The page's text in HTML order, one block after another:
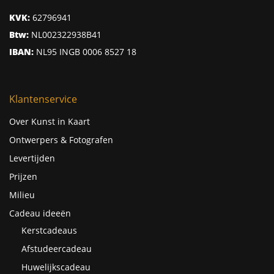
KVK: 62796941
Btw: NL002322938B41
IBAN: NL95 INGB 0006 8527 18
Klantenservice
Over Kunst in Kaart
Ontwerpers & Fotografen
Levertijden
Prijzen
Milieu
Cadeau ideeën
Kerstcadeaus
Afstudeercadeau
Huwelijkscadeau